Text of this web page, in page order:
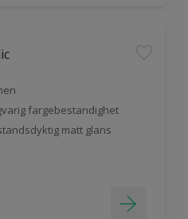
fargebestandighet
matt glans